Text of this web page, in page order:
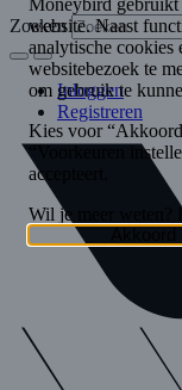
Zoeken
Inloggen
Registreren